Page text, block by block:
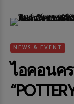
NEWS & EVENT
ไอคอนค